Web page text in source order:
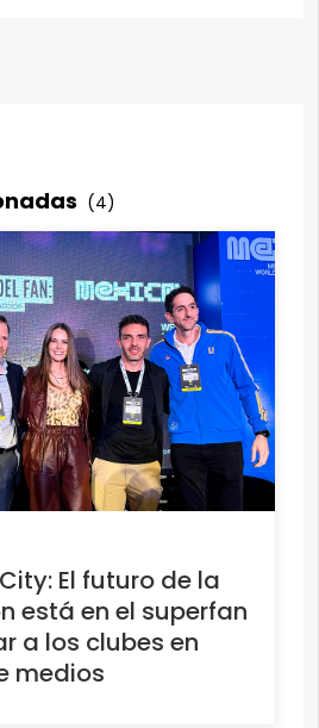
(4)
El futuro de la
está en el superfan
a los clubes en
medios